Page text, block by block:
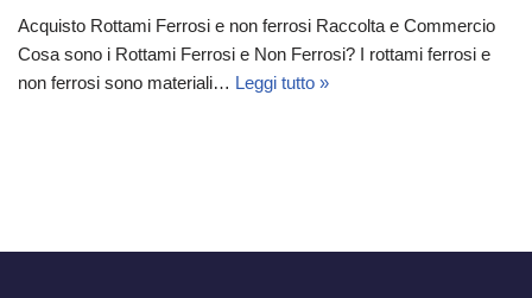
Acquisto Rottami Ferrosi e non ferrosi Raccolta e Commercio
Cosa sono i Rottami Ferrosi e Non Ferrosi? I rottami ferrosi e
non ferrosi sono materiali… Leggi tutto »